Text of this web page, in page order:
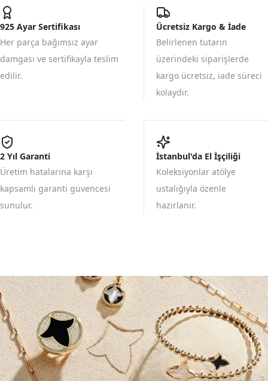
925 Ayar Sertifikası
Her parça bağımsız ayar
damgası ve sertifikayla teslim
edilir.
Ücretsiz Kargo & İade
Belirlenen tutarın
üzerindeki siparişlerde
kargo ücretsiz, iade süreci
kolaydır.
2 Yıl Garanti
Üretim hatalarına karşı
kapsamlı garanti güvencesi
sunulur.
İstanbul'da El İşçiliği
Koleksiyonlar atölye
ustalığıyla özenle
hazırlanır.